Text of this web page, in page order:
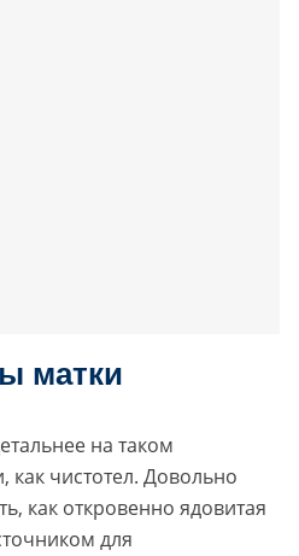
матки
на таком
как чистотел. Довольно
как откровенно ядовитая
для